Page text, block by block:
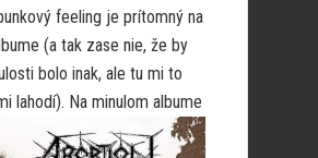
feeling je prítomný na
(a tak zase nie, že by
bolo inak, ale tu mi to
lahodí). Na minulom albume